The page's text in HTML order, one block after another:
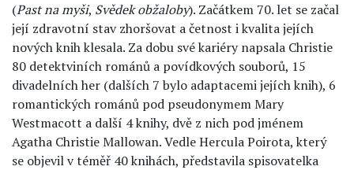
(Past na myši, Svědek obžaloby). Začátkem 70. let se začal
její zdravotní stav zhoršovat a četnost i kvalita jejích
nových knih klesala. Za dobu své kariéry napsala Christie
80 detektviních románů a povídkových souborů, 15
divadelních her (dalších 7 bylo adaptacemi jejích knih), 6
romantických románů pod pseudonymem Mary
Westmacott a další 4 knihy, dvě z nich pod jménem
Agatha Christie Mallowan. Vedle Hercula Poirota, který
se objevil v téměř 40 knihách, představila spisovatelka